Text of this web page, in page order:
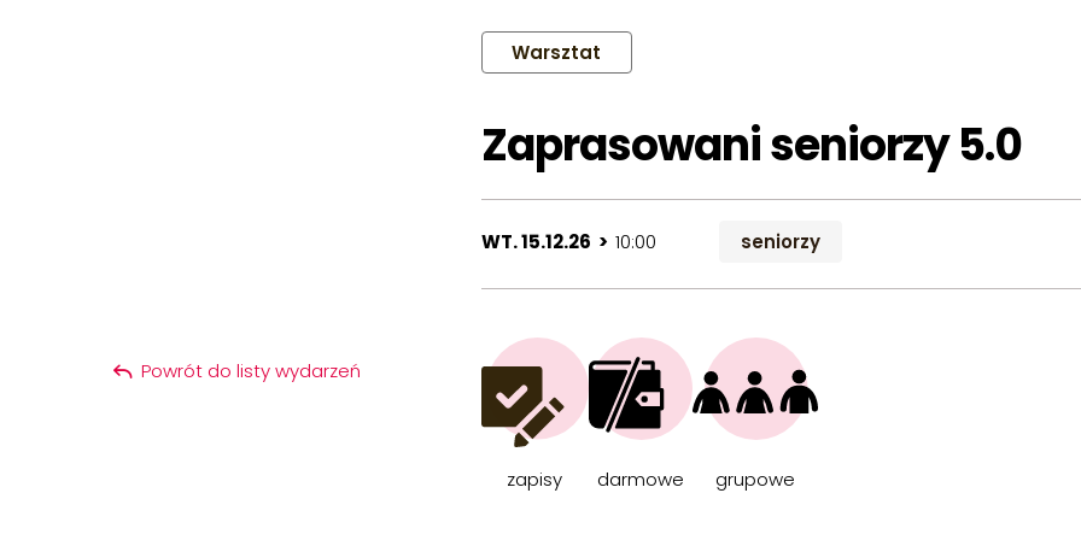
Warsztat
Zaprasowani seniorzy 5.0
WT. 15.12.26 > 10:00 seniorzy
zapisy darmowe grupowe
Powrót do listy wydarzeń